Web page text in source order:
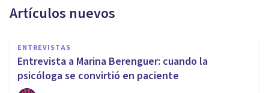
Artículos nuevos
ENTREVISTAS
Entrevista a Marina Berenguer: cuando la
psicóloga se convirtió en paciente